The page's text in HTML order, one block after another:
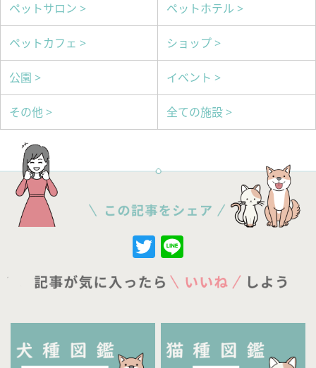
ペットサロン > ペットホテル >
ペットカフェ > ショップ >
公園 > イベント >
その他 > 全ての施設 >
Twitter